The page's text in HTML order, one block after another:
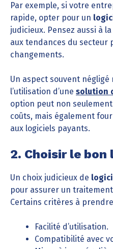
Par exemple, si votre
rapide, opter pour un
judicieux. Pensez aussi à
aux tendances du secteur
changements.
Un aspect souvent
l’utilisation d’une solution
option peut non
coûts, mais également
aux logiciels payants.
2. Choisir le bon
Un choix judicieux de
pour assurer un
Certains critères à
Facilité d’utilisation.
Compatibilité avec